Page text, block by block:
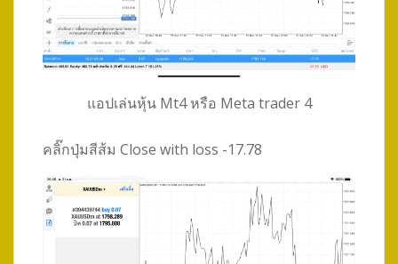
แอปเล่นหุ้น Mt4 หรือ Meta trader 4
คลิ๊กปุ่มสีส้ม Close with loss -17.78